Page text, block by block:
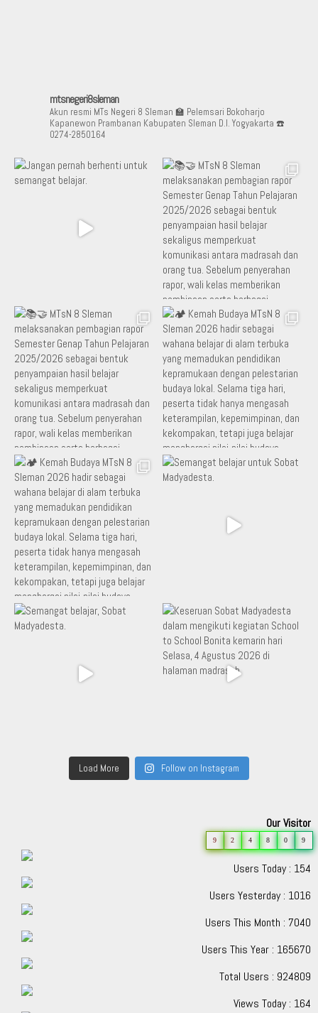
mtsnegeri8sleman
Akun resmi MTs Negeri 8 Sleman 🏫 Pelemsari Bokoharjo
Kapanewon Prambanan Kabupaten Sleman D.I. Yogyakarta ☎️
0274-2850164
Load More Follow on Instagram
Our Visitor
9 2 4 8 0 9
Users Today : 154
Users Yesterday : 1016
Users This Month : 7040
Users This Year : 165670
Total Users : 924809
Views Today : 164